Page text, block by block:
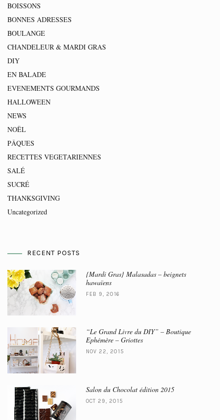
BOISSONS
BONNES ADRESSES
BOULANGE
CHANDELEUR & MARDI GRAS
DIY
EN BALADE
EVENEMENTS GOURMANDS
HALLOWEEN
NEWS
NOËL
PÂQUES
RECETTES VEGETARIENNES
SALÉ
SUCRÉ
THANKSGIVING
Uncategorized
RECENT POSTS
{Mardi Gras} Malasadas – beignets
hawaïens
FEB 9, 2016
“Le Grand Livre du DIY” – Boutique
Ephémère – Griottes
NOV 22, 2015
Salon du Chocolat édition 2015
OCT 29, 2015